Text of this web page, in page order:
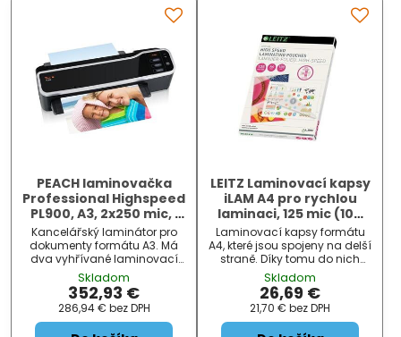
PEACH laminovačka
Professional Highspeed
PL900, A3, 2x250 mic, i
pro studenou laminaci
Kancelářský laminátor pro
dokumenty formátu A3. Má
dva vyhřívané laminovací
válce s automaticky řízenou
teplotou, které dokáží
pracovat s fólií silnou až 2x
250 micronů a dokáží
zalaminovat dokument o síle
Skladom
352,93 €
286,94 € bez DPH
LEITZ Laminovací kapsy
iLAM A4 pro rychlou
laminaci, 125 mic (100
ks)
Laminovací kapsy formátu
A4, které jsou spojeny na delší
straně. Díky tomu do nich
pohodlně a rychle vložíte
dokument. (o 30 % rychlejší).
Perfektní ochrana velmi často
používaných dokumentů
před nečistotou, tekutinou a
Skladom
26,69 €
21,70 € bez DPH